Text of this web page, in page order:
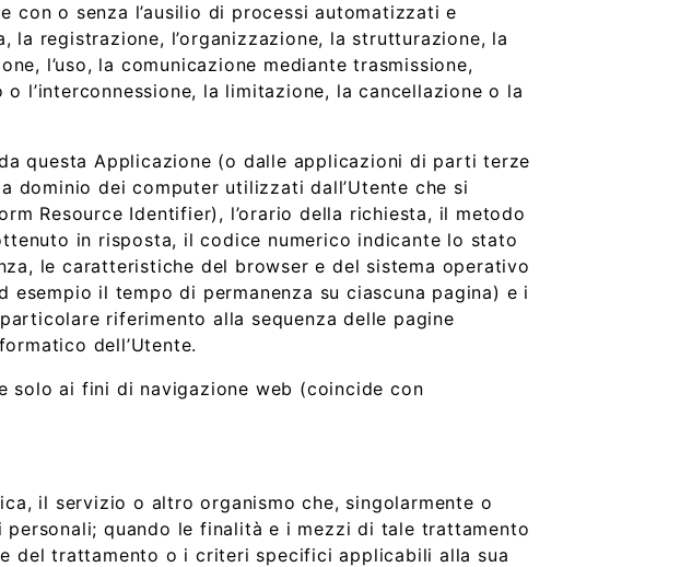
con o senza l’ausilio di processi automatizzati e
registrazione, l’organizzazione, la strutturazione, la
l’uso, la comunicazione mediante trasmissione,
l’interconnessione, la limitazione, la cancellazione o la
questa Applicazione (o dalle applicazioni di parti terze
dei computer utilizzati dall’Utente che si
Resource Identifier), l’orario della richiesta, il metodo
in risposta, il codice numerico indicante lo stato
le caratteristiche del browser e del sistema operativo
il tempo di permanenza su ciascuna pagina) e i
riferimento alla sequenza delle pagine
dell’Utente.
solo ai fini di navigazione web (coincide con
il servizio o altro organismo che, singolarmente o
quando le finalità e i mezzi di tale trattamento
del trattamento o i criteri specifici applicabili alla sua